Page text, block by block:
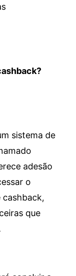
sistema de
adesão
o
cashback,
que